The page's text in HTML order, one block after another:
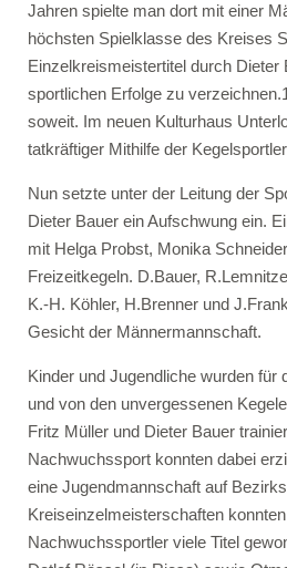
Jahren spielte man dort mit einer
höchsten Spielklasse des Kreises
Einzelkreismeistertitel durch Dieter
sportlichen Erfolge zu
soweit. Im neuen Kulturhaus
tatkräftiger Mithilfe der
Nun setzte unter der Leitung der
Dieter Bauer ein Aufschwung ein.
mit Helga Probst, Monika
Freizeitkegeln. D.Bauer,
K.-H. Köhler, H.Brenner und
Gesicht der Männermannschaft.
Kinder und Jugendliche wurden für
und von den unvergessenen
Fritz Müller und Dieter Bauer
Nachwuchssport konnten dabei
eine Jugendmannschaft auf
Kreiseinzelmeisterschaften
Nachwuchssportler viele Titel